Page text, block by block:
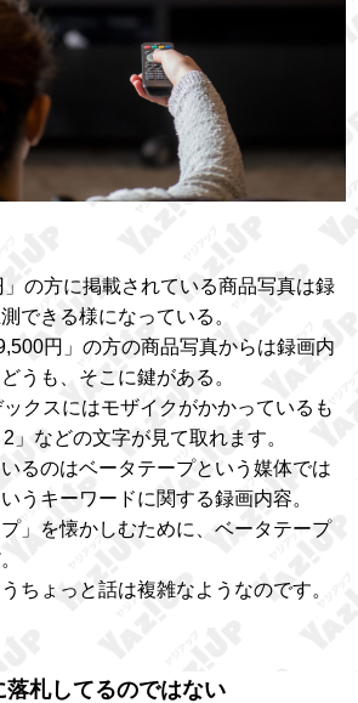
」の方に掲載されている商品写真は録
できる様になっている。
円」の方の商品写真からは録画内
うも、そこに鍵がある。
クスにはモザイクがかかっているも
などの文字が見て取れます。
るのはベータテープという媒体では
うキーワードに関する録画内容。
」を懐かしむために、ベータテープ
ちょっと話は複雑なようなのです。
札してるのではない